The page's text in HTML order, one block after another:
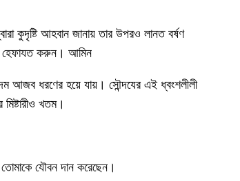
কুদৃষ্টি আহবান জানায় তার উপরও লানত বর্ষণ
হেফাযত করুন। আমিন
আজব ধরণের হয়ে যায়। সৌন্দযের এই ধ্বংশলীলী
খতম।
যৌবন দান করেছেন।